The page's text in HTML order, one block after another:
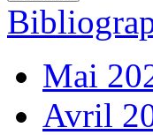
Mai
Avril